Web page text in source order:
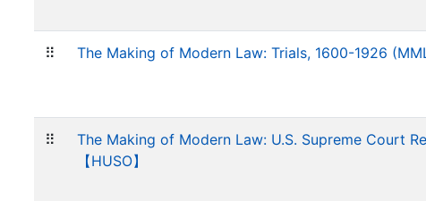
⠿ The Making of Modern Law: Trials, 1600-1926
⠿
The Making of Modern Law: U.S. Supreme Court
【HUSO】